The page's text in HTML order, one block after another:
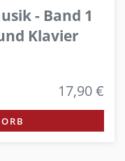
- Band 1
Klavier
17,90 €